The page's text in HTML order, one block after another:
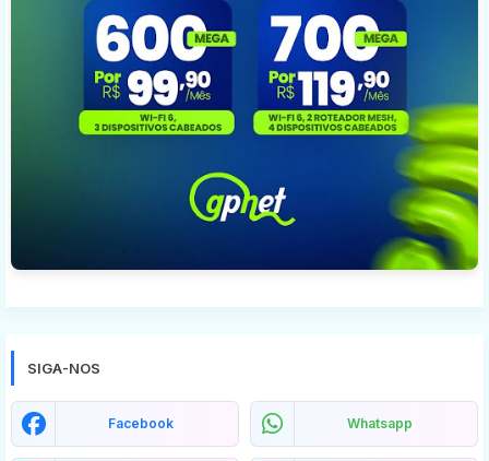
SIGA-NOS
Facebook Whatsapp